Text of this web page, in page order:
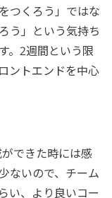
つくろう」ではな
う」という気持ち
。2週間という限
ントエンドを中心
できた時には感
ないので、チーム
い、より良いコー